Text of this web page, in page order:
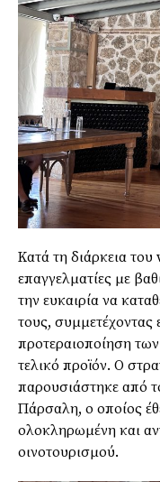
Κατά τη διάρκεια
επαγγελματίες με
την ευκαιρία να
τους, συμμετέχοντας
προτεραιοποίηση
τελικό προϊόν. Ο
παρουσιάστηκε από
Πάρσαλη, ο οποίος
ολοκληρωμένη και
οινοτουρισμού.